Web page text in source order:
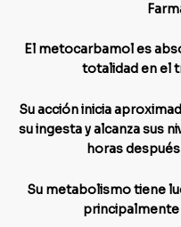
El metocarbamol es
totalidad en el
Su acción inicia
su ingesta y alcanza sus
horas
Su metabolismo tiene
principalmente